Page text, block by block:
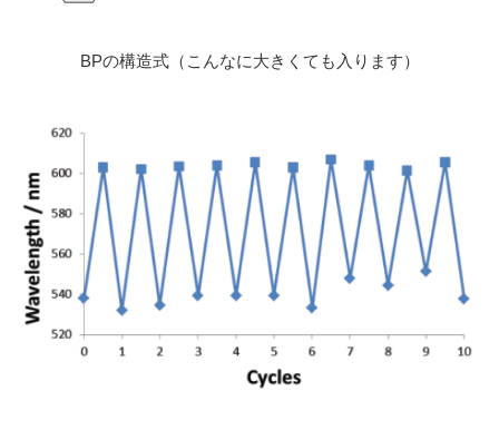
BPの構造式（こんなに大きくても入ります）